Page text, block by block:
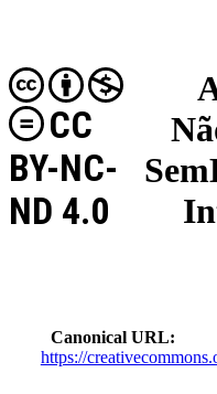
CC
BY-NC-
ND 4.0
Canonical URL
https://